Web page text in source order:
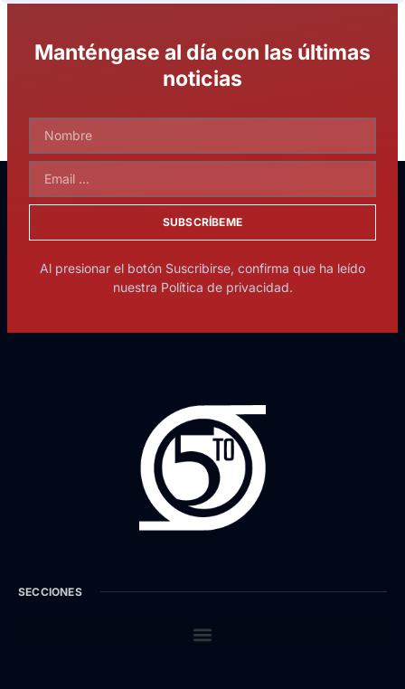
Manténgase al día con las últimas
noticias
SUBSCRÍBEME
Al presionar el botón Suscribirse, confirma que ha leído
nuestra Política de privacidad.
SECCIONES